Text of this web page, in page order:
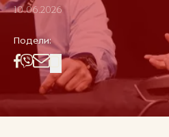
10.06.2026
Подели: